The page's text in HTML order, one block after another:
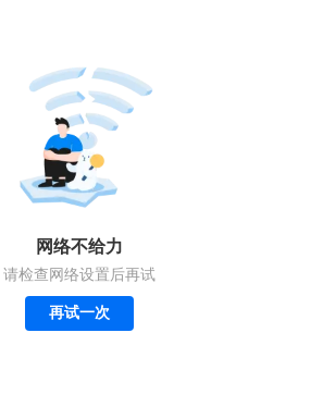
网络不给力
请检查网络设置后再试
再试一次